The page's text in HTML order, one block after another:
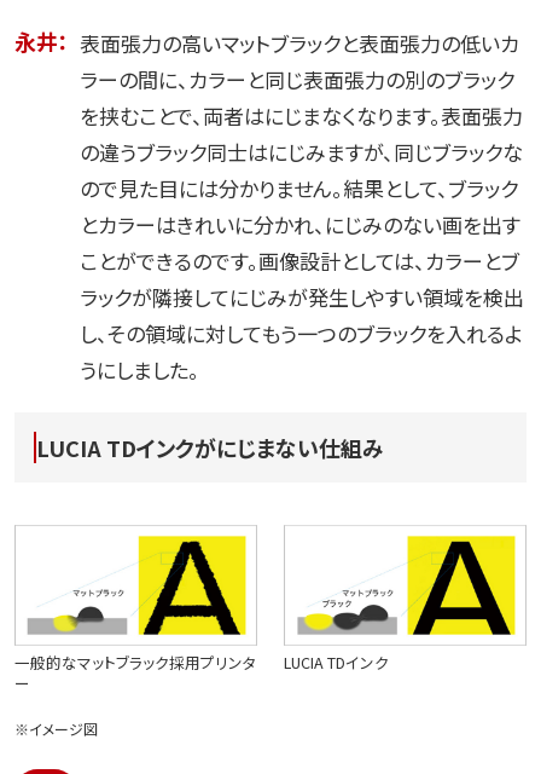
永井： 表面張力の高いマットブラックと表面張力の低いカ
ラーの間に、カラーと同じ表面張力の別のブラック
を挟むことで、両者はにじまなくなります。表面張力
の違うブラック同士はにじみますが、同じブラックな
ので見た目には分かりません。結果として、ブラック
とカラーはきれいに分かれ、にじみのない画を出す
ことができるのです。画像設計としては、カラーとブ
ラックが隣接してにじみが発生しやすい領域を検出
し、その領域に対してもう一つのブラックを入れるよ
うにしました。
LUCIA TDインクがにじまない仕組み
一般的なマットブラック採用プリンタ
ー
LUCIA TDインク
※イメージ図